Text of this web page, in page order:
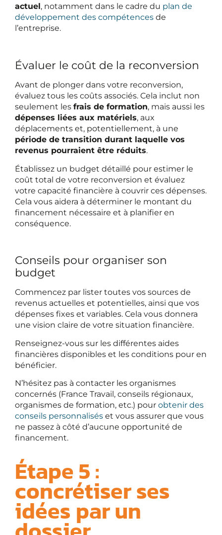
actuel, notamment dans le cadre du plan de
développement des compétences de
l’entreprise.
Évaluer le coût de la reconversion
Avant de plonger dans votre reconversion,
évaluez tous les coûts associés. Cela inclut non
seulement les frais de formation, mais aussi les
dépenses liées aux matériels, aux
déplacements et, potentiellement, à une
période de transition durant laquelle vos
revenus pourraient être réduits.
Établissez un budget détaillé pour estimer le
coût total de votre reconversion et évaluez
votre capacité financière à couvrir ces dépenses.
Cela vous aidera à déterminer le montant du
financement nécessaire et à planifier en
conséquence.
Conseils pour organiser son
budget
Commencez par lister toutes vos sources de
revenus actuelles et potentielles, ainsi que vos
dépenses fixes et variables. Cela vous donnera
une vision claire de votre situation financière.
Renseignez-vous sur les différentes aides
financières disponibles et les conditions pour en
bénéficier.
N’hésitez pas à contacter les organismes
concernés (France Travail, conseils régionaux,
organismes de formation, etc.) pour obtenir des
conseils personnalisés et vous assurer que vous
ne passez à côté d’aucune opportunité de
financement.
Étape 5 :
concrétiser ses
idées par un